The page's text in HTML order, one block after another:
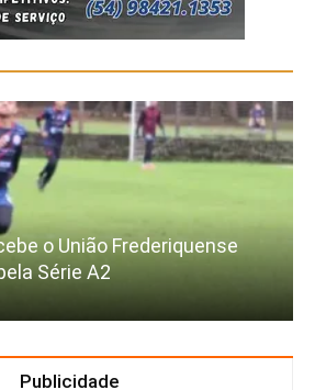
o União Frederiquense
Série A2
Publicidade